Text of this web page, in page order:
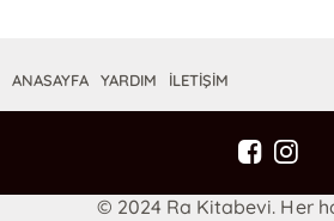
ANASAYFA YARDIM İLETİŞİM
© 2024 Ra Kitabevi. Her